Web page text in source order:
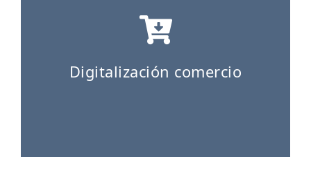
Digitalización comercio